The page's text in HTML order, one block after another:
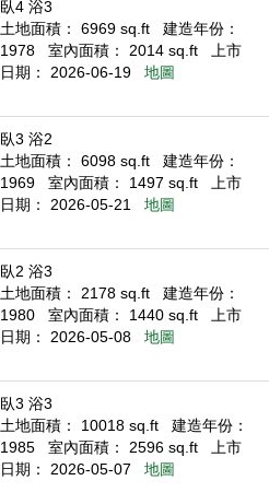
臥4 浴3
土地面積： 6969 sq.ft
建造年份：
1978
室內面積： 2014 sq.ft
上市
日期： 2026-06-19
地圖
臥3 浴2
土地面積： 6098 sq.ft
建造年份：
1969
室內面積： 1497 sq.ft
上市
日期： 2026-05-21
地圖
臥2 浴3
土地面積： 2178 sq.ft
建造年份：
1980
室內面積： 1440 sq.ft
上市
日期： 2026-05-08
地圖
臥3 浴3
土地面積： 10018 sq.ft
建造年份：
1985
室內面積： 2596 sq.ft
上市
日期： 2026-05-07
地圖